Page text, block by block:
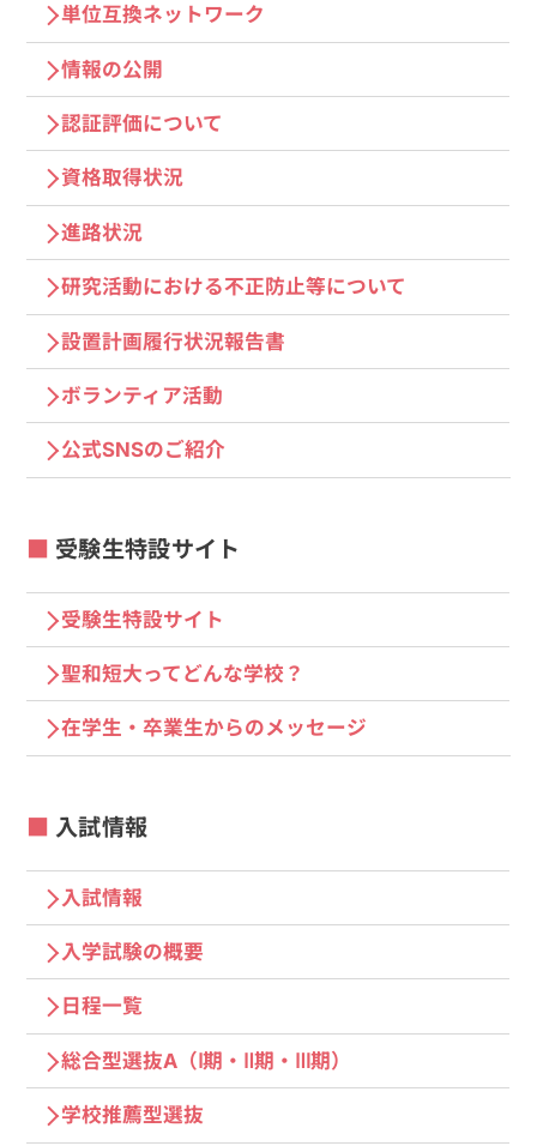
単位互換ネットワーク
情報の公開
認証評価について
資格取得状況
進路状況
研究活動における不正防止等について
設置計画履行状況報告書
ボランティア活動
公式SNSのご紹介
受験生特設サイト
受験生特設サイト
聖和短大ってどんな学校？
在学生・卒業生からのメッセージ
入試情報
入試情報
入学試験の概要
日程一覧
総合型選抜A（Ⅰ期・Ⅱ期・Ⅲ期）
学校推薦型選抜